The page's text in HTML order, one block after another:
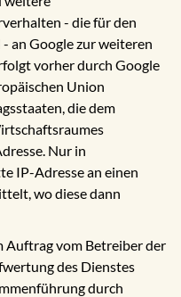
- die für den
an Google zur weiteren
vorher durch Google
Union
die dem
Nur in
IP-Adresse an einen
wo diese dann
Auftrag vom Betreiber der
des Dienstes
durch